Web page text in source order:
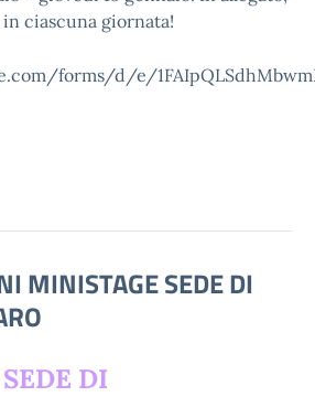
ciascuna giornata!
forms/d/e/
MINISTAGE SEDE DI
DI